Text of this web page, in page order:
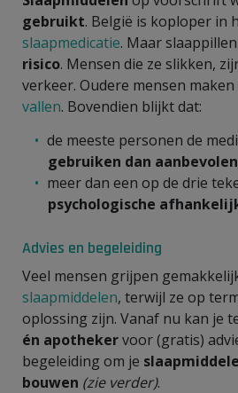
gebruikt. België is koploper in
slaapmedicatie. Maar
risico. Mensen die ze slikken,
verkeer. Oudere mensen
vallen. Bovendien blijkt dat:
de meeste personen de
gebruiken dan aanbevolen
meer dan een op de drie
psychologische
Advies en begeleiding
Veel mensen grijpen
slaapmiddelen, terwijl ze op
oplossing zijn. Vanaf nu kan je
én apothekervoor (gratis)
begeleiding om je
bouwen (zie verder).